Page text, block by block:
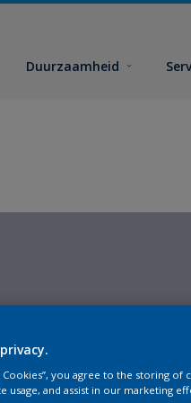
Duurzaamheid
Cookies”, you agree to the storing
usage, and assist in our marketing